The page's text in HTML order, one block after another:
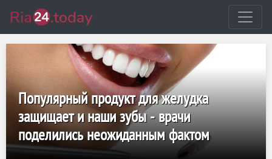
Популярный продукт для желудка
защищает и наши зубы - врачи
поделились неожиданным фактом